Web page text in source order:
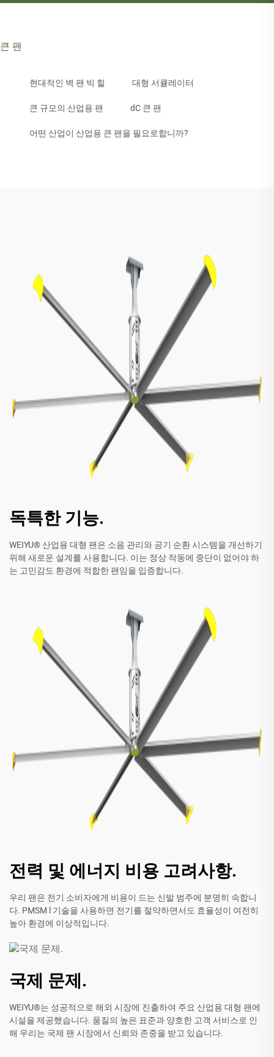
큰 팬
현대적인 벽 팬 빅 힐 대형 서큘레이터
큰 규모의 산업용 팬 dC 큰 팬
어떤 산업이 산업용 큰 팬을 필요로합니까?
독특한 기능.
WEIYU® 산업용 대형 팬은 소음 관리와 공기 순환 시스템을 개선하기
위해 새로운 설계를 사용합니다. 이는 정상 작동에 중단이 없어야 하
는 고민감도 환경에 적합한 팬임을 입증합니다.
전력 및 에너지 비용 고려사항.
우리 팬은 전기 소비자에게 비용이 드는 신발 범주에 분명히 속합니
다. PMSM l 기술을 사용하면 전기를 절약하면서도 효율성이 여전히
높아 환경에 이상적입니다.
국제 문제.
WEIYU®는 성공적으로 해외 시장에 진출하여 주요 산업용 대형 팬에
시설을 제공했습니다. 품질의 높은 표준과 양호한 고객 서비스로 인
해 우리는 국제 팬 시장에서 신뢰와 존중을 받고 있습니다.